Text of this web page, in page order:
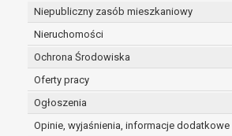
Niepubliczny zasób mieszkaniowy
Nieruchomości
Ochrona Środowiska
Oferty pracy
Ogłoszenia
Opinie, wyjaśnienia, informacje dodatkowe
prawo dostępu do treści
otrzymywania ich kopii na
RODO;
prawo do żądania
w przypadku gdy:
dane są
niekompletne;